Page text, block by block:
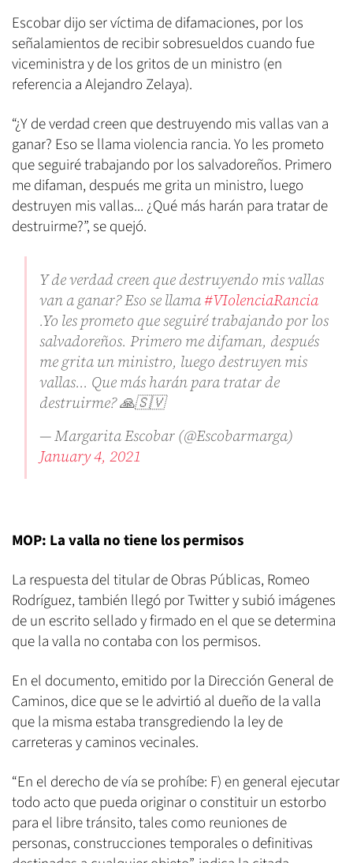
Escobar dijo ser víctima de difamaciones, por los
señalamientos de recibir sobresueldos cuando fue
viceministra y de los gritos de un ministro (en
referencia a Alejandro Zelaya).
“¿Y de verdad creen que destruyendo mis vallas van a
ganar? Eso se llama violencia rancia. Yo les prometo
que seguiré trabajando por los salvadoreños. Primero
me difaman, después me grita un ministro, luego
destruyen mis vallas... ¿Qué más harán para tratar de
destruirme?”, se quejó.
Y de verdad creen que destruyendo mis vallas
van a ganar? Eso se llama#VIolenciaRancia
.Yo les prometo que seguiré trabajando por los
salvadoreños. Primero me difaman, después
me grita un ministro, luego destruyen mis
vallas... Que más harán para tratar de
destruirme? 🙏🇸🇻
— Margarita Escobar (@Escobarmarga)
January 4, 2021
MOP: La valla no tiene los permisos
La respuesta del titular de Obras Públicas, Romeo
Rodríguez, también llegó por Twitter y subió imágenes
de un escrito sellado y firmado en el que se determina
que la valla no contaba con los permisos.
En el documento, emitido por la Dirección General de
Caminos, dice que se le advirtió al dueño de la valla
que la misma estaba transgrediendo la ley de
carreteras y caminos vecinales.
“En el derecho de vía se prohíbe: F) en general ejecutar
todo acto que pueda originar o constituir un estorbo
para el libre tránsito, tales como reuniones de
personas, construcciones temporales o definitivas